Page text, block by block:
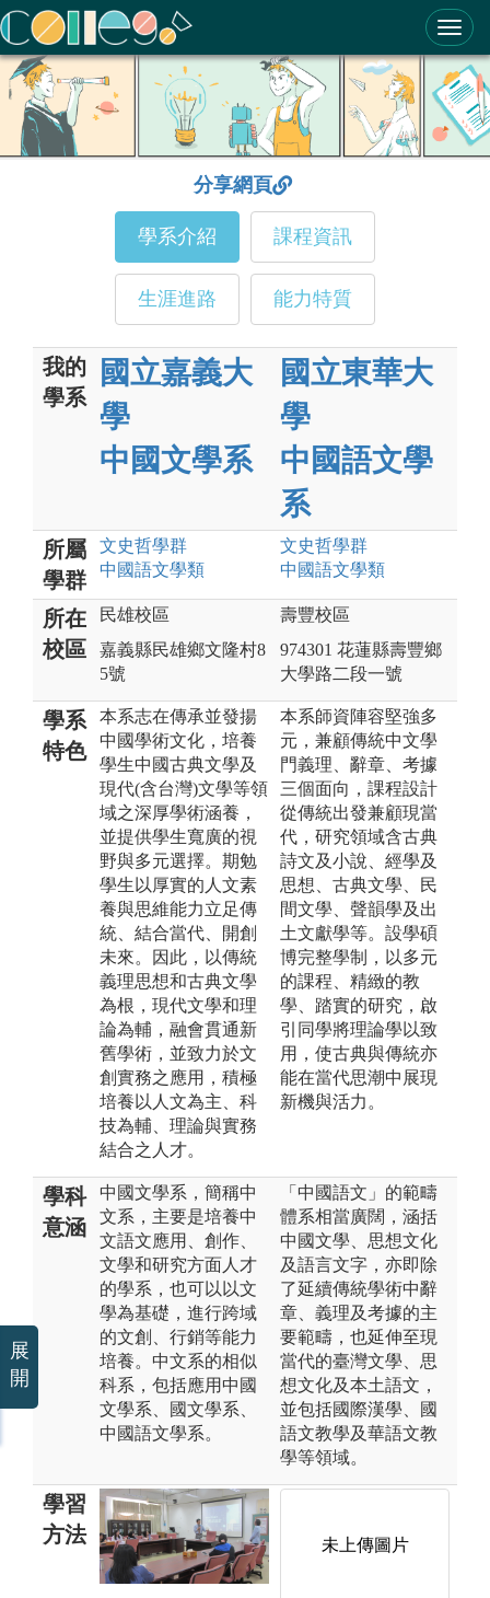
ColleGo! 大學選才與高中育才輔助系統
分享網頁
學系介紹 課程資訊
生涯進路 能力特質
我的
學系
國立嘉義大
學
中國文學系
國立東華大
學
中國語文學
系
所屬
學群
文史哲學群
中國語文學類
文史哲學群
中國語文學類
所在
校區
民雄校區
嘉義縣民雄鄉文隆村8
5號
壽豐校區
974301 花蓮縣壽豐鄉
大學路二段一號
學系
特色
本系志在傳承並發揚
中國學術文化，培養
學生中國古典文學及
現代(含台灣)文學等領
域之深厚學術涵養，
並提供學生寬廣的視
野與多元選擇。期勉
學生以厚實的人文素
養與思維能力立足傳
統、結合當代、開創
未來。因此，以傳統
義理思想和古典文學
為根，現代文學和理
論為輔，融會貫通新
舊學術，並致力於文
創實務之應用，積極
培養以人文為主、科
技為輔、理論與實務
結合之人才。
本系師資陣容堅強多
元，兼顧傳統中文學
門義理、辭章、考據
三個面向，課程設計
從傳統出發兼顧現當
代，研究領域含古典
詩文及小說、經學及
思想、古典文學、民
間文學、聲韻學及出
土文獻學等。設學碩
博完整學制，以多元
的課程、精緻的教
學、踏實的研究，啟
引同學將理論學以致
用，使古典與傳統亦
能在當代思潮中展現
新機與活力。
學科
意涵
中國文學系，簡稱中
文系，主要是培養中
文語文應用、創作、
文學和研究方面人才
的學系，也可以以文
學為基礎，進行跨域
的文創、行銷等能力
培養。中文系的相似
科系，包括應用中國
文學系、國文學系、
中國語文學系。
「中國語文」的範疇
體系相當廣闊，涵括
中國文學、思想文化
及語言文字，亦即除
了延續傳統學術中辭
章、義理及考據的主
要範疇，也延伸至現
當代的臺灣文學、思
想文化及本土語文，
並包括國際漢學、國
語文教學及華語文教
學等領域。
學習
方法
未上傳圖片
展
開